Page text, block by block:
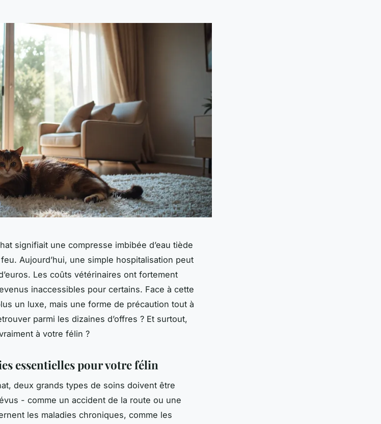
signifiait une compresse imbibée d’eau tiède
Aujourd’hui, une simple hospitalisation peut
Les coûts vétérinaires ont fortement
inaccessibles pour certains. Face à cette
un luxe, mais une forme de précaution tout à
parmi les dizaines d’offres ? Et surtout,
à votre félin ?
essentielles pour votre félin
deux grands types de soins doivent être
- comme un accident de la route ou une
les maladies chroniques, comme les